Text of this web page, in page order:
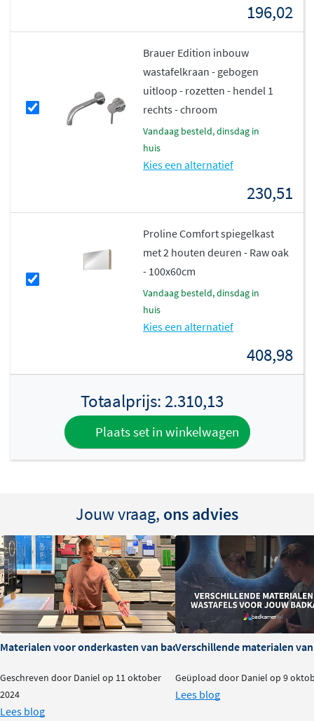
196,02
Brauer Edition inbouw
wastafelkraan - gebogen
uitloop - rozetten - hendel 1
rechts - chroom
vandaag besteld, dinsdag in
huis
Kies een alternatief
230,51
Proline Comfort spiegelkast
met 2 houten deuren - Raw oak
- 100x60cm
vandaag besteld, dinsdag in
huis
Kies een alternatief
408,98
Totaalprijs: 2.310,13
Plaats set in winkelwagen
Jouw vraag, ons advies
Materialen voor onderkasten van badkamermeubels: voor- en
Geschreven door Daniel op 11 oktober
2024
Lees blog
Verschillende materialen
Geüpload door Daniel op 9
Lees blog